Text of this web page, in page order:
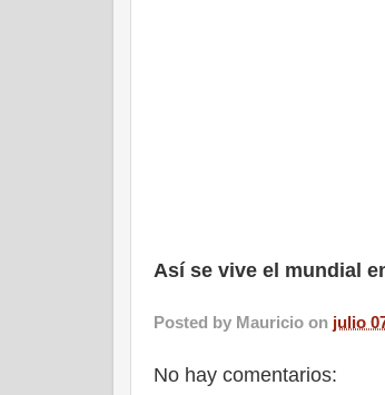
Así se vive el mundial
Posted by Mauricio on julio
No hay comentarios: